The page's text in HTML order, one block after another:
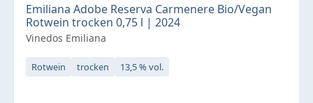
Emiliana Adobe Reserva Carmenere Bio/Vegan
Rotwein trocken 0,75 l | 2024
Vinedos Emiliana
Rotwein trocken 13,5 % vol.